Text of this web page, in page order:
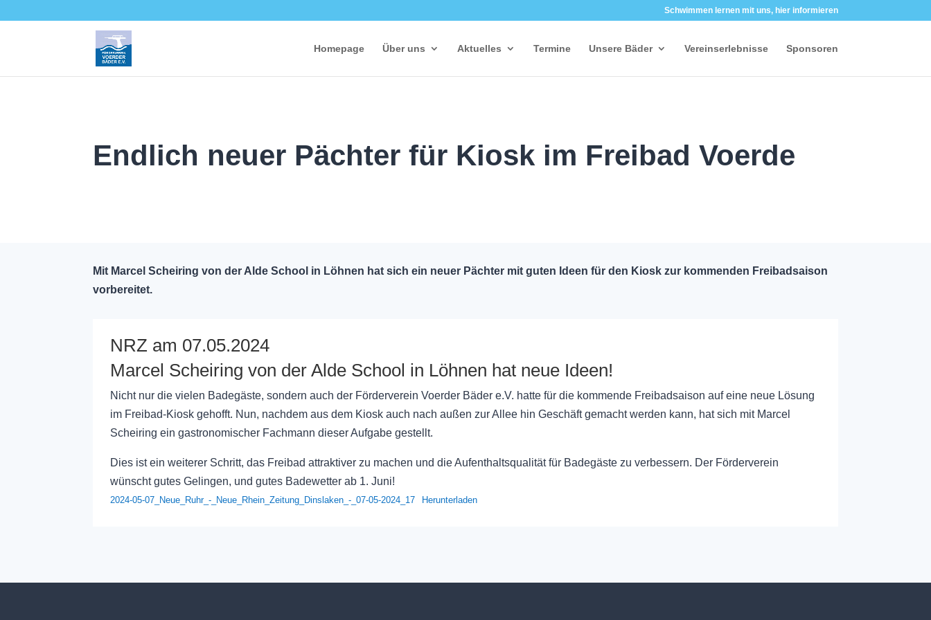
Schwimmen lernen mit uns, hier informieren
Homepage Über uns Aktuelles Termine Unsere Bäder Vereinserlebnisse Sponsoren
Endlich neuer Pächter für Kiosk im Freibad Voerde
Mit Marcel Scheiring von der Alde School in Löhnen hat sich ein neuer Pächter mit guten Ideen für den Kiosk zur kommenden Freibadsaison
vorbereitet.
NRZ am 07.05.2024
Marcel Scheiring von der Alde School in Löhnen hat neue Ideen!
Nicht nur die vielen Badegäste, sondern auch der Förderverein Voerder Bäder e.V. hatte für die kommende Freibadsaison auf eine neue Lösung
im Freibad-Kiosk gehofft. Nun, nachdem aus dem Kiosk auch nach außen zur Allee hin Geschäft gemacht werden kann, hat sich mit Marcel
Scheiring ein gastronomischer Fachmann dieser Aufgabe gestellt.
Dies ist ein weiterer Schritt, das Freibad attraktiver zu machen und die Aufenthaltsqualität für Badegäste zu verbessern. Der Förderverein
wünscht gutes Gelingen, und gutes Badewetter ab 1. Juni!
2024-05-07_Neue_Ruhr_-_Neue_Rhein_Zeitung_Dinslaken_-_07-05-2024_17 Herunterladen